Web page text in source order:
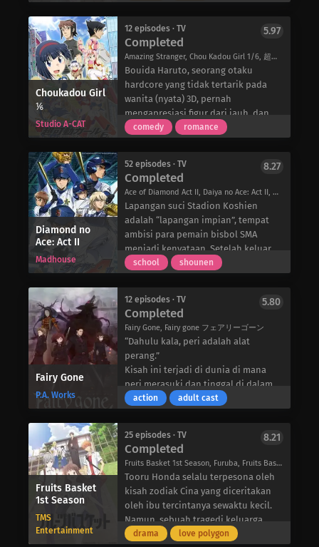
bisnis berjalan seperti biasa bagi
Badan Detektif Bersenjata. Namun,
istirahat damai mereka tidak akan
berlangsung lama, karena musuh
lama dan baru mengumpulkan
kekuatan mereka dan bersiap untuk
berhadapan satu sama lain.
Sendou dan Shuka memanggil unit
Vanguard untuk membantu
memperbaiki sejarah. Sayangnya,
keduanya tidak dapat membantu
banyak karena pertarungan kartu
melawan monster sungguhan tidak
ada gunanya.
melarikan diri dari rumahnya di Kota
Hershell untuk melepaskan diri dari
cengkeraman keluarganya yang kaya
raya, dan berharap bisa menekuni
musik dengan gitar akustiknya.
Setelah sebuah pertemuan yang
menentukan, keduanya memutuskan
untuk bermain musik bersama.
mendominasi dunia musik, mereka
berdua percaya bahwa bersama-
sama mereka dapat menyampaikan
perasaan mereka melalui lagu-lagu
mereka. Akankah kerja keras dan
keberuntungan cukup bagi keduanya
untuk menciptakan keajaiban
terbesar yang pernah ada di Mars?
Choukadou Girl
⅙
Studio A-CAT
12 episodes · TV
Completed
Amazing Stranger, Chou Kadou Girl 1/6, 超可動ガール1/6
5.97
Bouida Haruto, seorang otaku
hardcore yang tidak tertarik pada
wanita (nyata) 3D, pernah
mengapresiasi figur dari jauh, dan
menerima bahwa “kalau Anda sudah
Nona, karakter yang disukainya dari
anime berjudul “Girls→Planetary
Investigation” merilis figurnya, ia pun
membelinya. Dan pada malam itu,
sosok Nona entah bagaimana
menjadi hidup, dan gaya hidup
seperti pasangan antara manusia
dan mainan pun dimulai.
comedy romance
Diamond no
Ace: Act II
Madhouse
52 episodes · TV
Completed
Ace of Diamond Act II, Daiya no Ace: Act II, ダイヤのA[エース] actII
8.27
Lapangan suci Stadion Koshien
adalah “lapangan impian”, tempat
ambisi para pemain bisbol SMA
menjadi kenyataan. Setelah keluar
sebagai juara pada turnamen musim
untuk bertanding di sana untuk
pertama kalinya dalam tujuh tahun
terakhir. Di luar turnamen musim
semi, ada pertarungan untuk
menentukan siapa yang menjadi tim
terbaik di negara ini – Koshien
Musim Panas.
Dengan para pemain tahun ketiga
musim panas, tim harus memadukan
pengalaman para senior dan potensi
para pendatang baru untuk
mengatasi lawan-lawan yang sudah
dikenal maupun yang baru dan
memenangkan gelar juara nasional
yang didambakan.
Sementara itu, pelempar bola Eijun
school shounen
Fairy Gone
P.A. Works
12 episodes · TV
Completed
Fairy Gone, Fairy gone フェアリーゴーン
5.80
“Dahulu kala, peri adalah alat
perang.”
Kisah ini terjadi di dunia di mana
peri merasuki dan tinggal di dalam
hewan, memberi mereka kemampuan
mencangkokkannya ke manusia, peri
dapat dipanggil sebagai alter ego
dan digunakan sebagai senjata.
Orang-orang yang menggunakan peri
sebagai alat perang disebut “Tentara
Peri.” Setelah perang selesai dan
mereka menyelesaikan tugas mereka,
para prajurit kehilangan tujuan
action adult cast
Fruits Basket
1st Season
TMS
Entertainment
25 episodes · TV
Completed
Fruits Basket 1st Season, Furuba, Fruits Basket (Zenpen), フルーツバスケット
8.21
Tooru Honda selalu terpesona oleh
kisah zodiak Cina yang diceritakan
oleh ibu tercintanya sewaktu kecil.
Namun, sebuah tragedi keluarga
yang tiba-tiba mengubah hidupnya,
drama love polygon